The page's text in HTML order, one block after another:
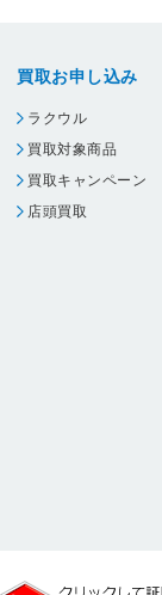
買取お申し込み
ラクウル
買取対象商品
買取キャンペーン
店頭買取